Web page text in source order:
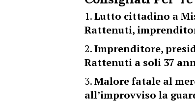
Lutto cittadino a
Rattenuti,
Imprenditore,
Rattenuti a soli 37
Malore fatale al
all’improvviso la